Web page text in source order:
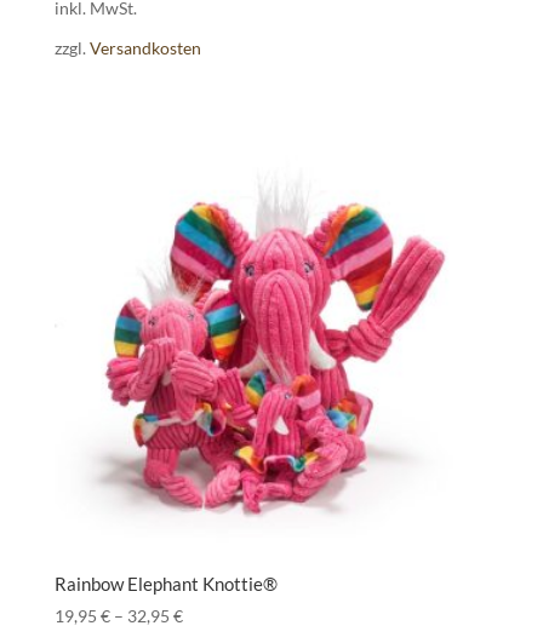
inkl. MwSt.
zzgl. Versandkosten
Rainbow Elephant Knottie®
19,95 €– 32,95 €